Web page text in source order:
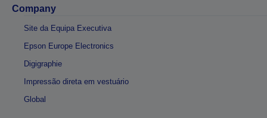
Company
Site da Equipa Executiva
Epson Europe Electronics
Digigraphie
Impressão direta em vestuário
Global